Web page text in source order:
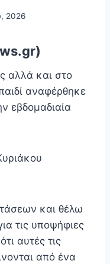
2026
αλλά και στο
αναφέρθηκε
εβδομαδιαία
και θέλω
τις υποψήφιες
αυτές τις
από ένα